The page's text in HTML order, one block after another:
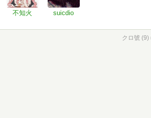
不知火 suicdio
クロ號